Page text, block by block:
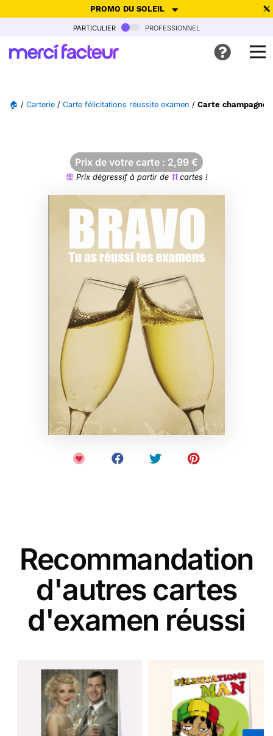
PROMO DU SOLEIL
-30% de réduction avec le code SUMMER26pour envoyer des
Ne plus afficher
particulier professionnel
🏠 / Carterie / Carte félicitations réussite examen / Carte
Prix de votre carte : 2,99 €
Prix dégressif à partir de 11cartes !
Recommandation
d'autres cartes
d'examen réussi